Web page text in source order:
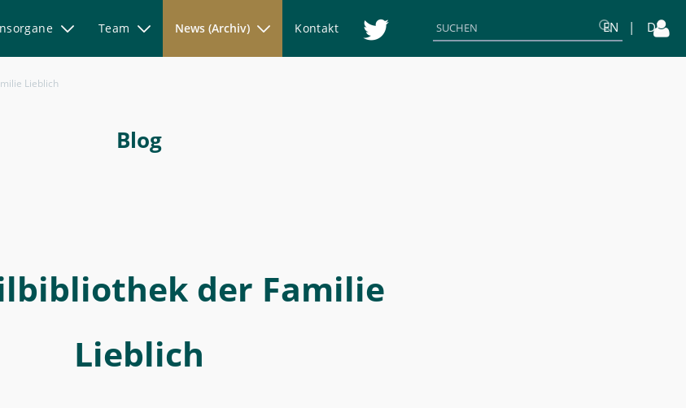
Team News (Archiv) Kontakt
Lieblich
EN DE
Blog
der Familie
Lieblich